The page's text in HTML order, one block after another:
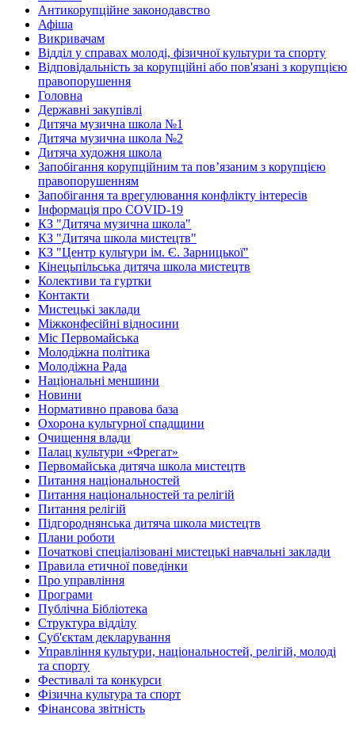
Антикорупційне законодавство
Афіша
Викривачам
Відділ у справах молоді, фізичної культури та спорту
Відповідальність за корупційні або пов'язані з корупцією
правопорушення
Головна
Державні закупівлі
Дитяча музична школа №1
Дитяча музична школа №2
Дитяча художня школа
Запобігання корупційним та пов’язаним з корупцією
правопорушенням
Запобігання та врегулювання конфлікту інтересів
Інформація про COVID-19
КЗ "Дитяча музична школа"
КЗ "Дитяча школа мистецтв"
КЗ "Центр культури ім. Є. Зарницької"
Кінецьпільська дитяча школа мистецтв
Колективи та гуртки
Контакти
Мистецькі заклади
Міжконфесійні відносини
Міс Первомайська
Молодіжна політика
Молодіжна Рада
Національні меншини
Новини
Нормативно правова база
Охорона культурної спадщини
Очищення влади
Палац культури «Фрегат»
Первомайська дитяча школа мистецтв
Питання національностей
Питання національностей та релігій
Питання релігій
Підгороднянська дитяча школа мистецтв
Плани роботи
Початкові спеціалізовані мистецькі навчальні заклади
Правила етичної поведінки
Про управління
Програми
Публічна Бібліотека
Структура відділу
Суб'єктам декларування
Управління культури, національностей, релігій, молоді
та спорту
Фестивалі та конкурси
Фізична культура та спорт
Фінансова звітність